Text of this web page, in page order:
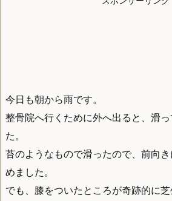
今日も朝から雨です。
整骨院へ行くために外へ出ると、滑
た。
苔のようなもので滑ったので、前向
めました。
でも、膝をついたところが奇跡的に